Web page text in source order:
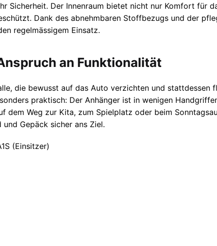
Sicherheit. Der Innenraum bietet nicht nur Komfort für
Dank des abnehmbaren Stoffbezugs und der
regelmässigem Einsatz.
an Funktionalität
die bewusst auf das Auto verzichten und stattdessen
praktisch: Der Anhänger ist in wenigen
dem Weg zur Kita, zum Spielplatz oder beim
Gepäck sicher ans Ziel.
(Einsitzer)